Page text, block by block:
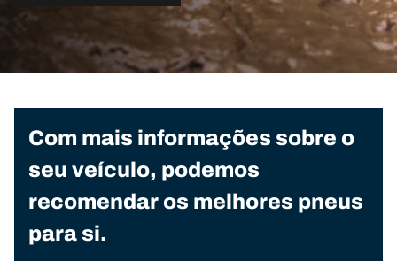
Com mais informações sobre o
seu veículo, podemos
recomendar os melhores pneus
para si.